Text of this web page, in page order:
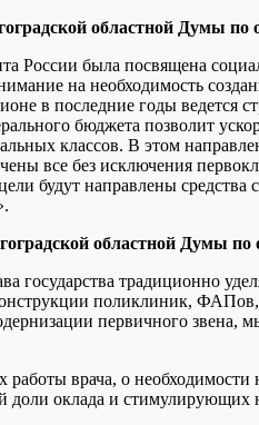
областной Думы по
России была посвящена
на необходимость
в последние годы ведется
бюджета позволит
классов. В этом
все без исключения
будут направлены
областной Думы по
традиционно
поликлиник,
первичного
работы врача, о
доли оклада и стимулирующих